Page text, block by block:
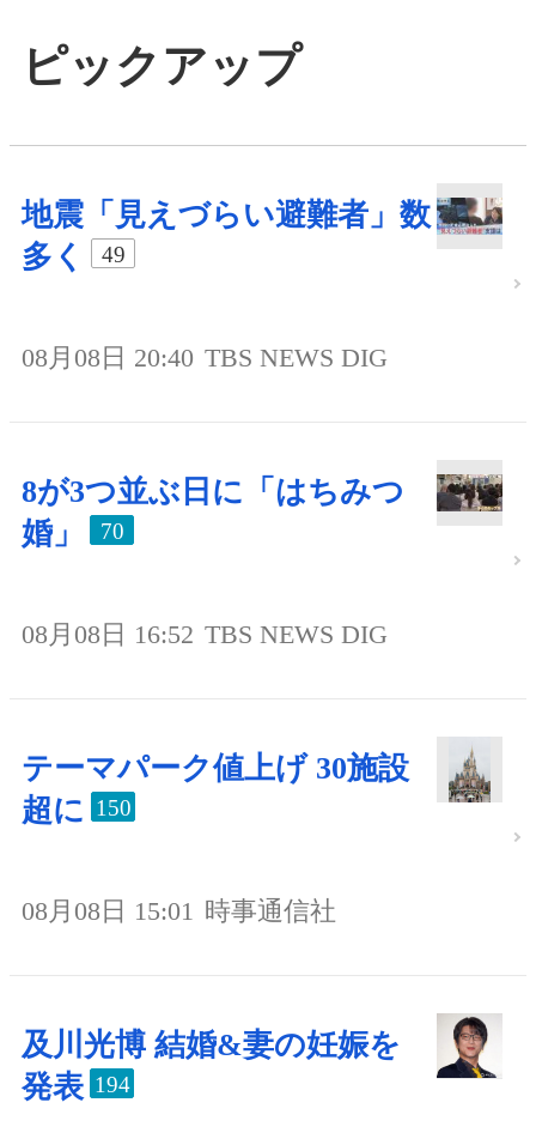
ピックアップ
地震「見えづらい避難者」数
多く
49
08月08日 20:40 TBS NEWS DIG
8が3つ並ぶ日に「はちみつ
婚」
70
08月08日 16:52 TBS NEWS DIG
テーマパーク値上げ 30施設
超に 150
08月08日 15:01 時事通信社
及川光博 結婚&妻の妊娠を
発表 194